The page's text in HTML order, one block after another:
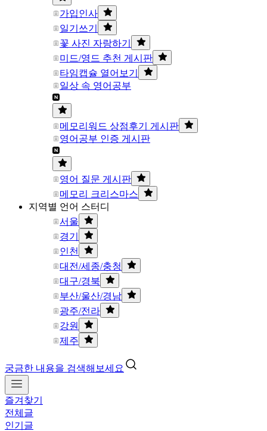
가입인사
일기쓰기
꽃 사진 자랑하기
미드/영드 추천 게시판
타임캡슐 열어보기
일상 속 영어공부
메모리워드 상점후기 게시판
영어공부 인증 게시판
영어 질문 게시판
메모리 크리스마스
지역별 언어 스터디
서울
경기
인천
대전/세종/충청
대구/경북
부산/울산/경남
광주/전라
강원
제주
궁금한 내용을 검색해보세요
즐겨찾기
전체글
인기글